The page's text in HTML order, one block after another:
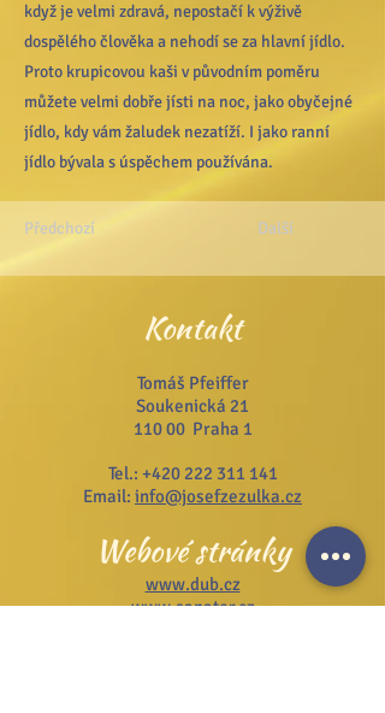
když je velmi zdravá, nepostačí k výživě
dospělého člověka a nehodí se za hlavní jídlo.
Proto krupicovou kaši v původním poměru
můžete velmi dobře jísti na noc, jako obyčejné
jídlo, kdy vám žaludek nezatíží. I jako ranní
jídlo bývala s úspěchem používána.
Předchozí Další
Kontakt
Tomáš Pfeiffer
Soukenická 21
110 00 Praha 1
Tel.: +420 222 311 141
Email: info@josefzezulka.cz
Webové stránky
www.dub.cz
www.sanator.cz